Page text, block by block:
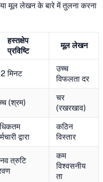
या मूल लेखन के बारे में तुलना करना
हस्तक्षेप
प्रविष्टि
मूल लेखन
मिनट
उच्च
विफलता दर
(श्रम)
चर
(रखरखाव)
द्वारा
कठिन
विस्तार
त्रुटि
कम
विश्वसनीय
ता